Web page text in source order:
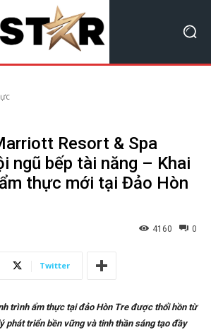
Resort & Spa
ngũ bếp tài năng – Khai
thực mới tại Đảo Hòn
0
4160
Twitter
trình ẩm thực tại đảo Hòn Tre được thổi hồn từ
phát triển bền vững và tinh thần sáng tạo đầy